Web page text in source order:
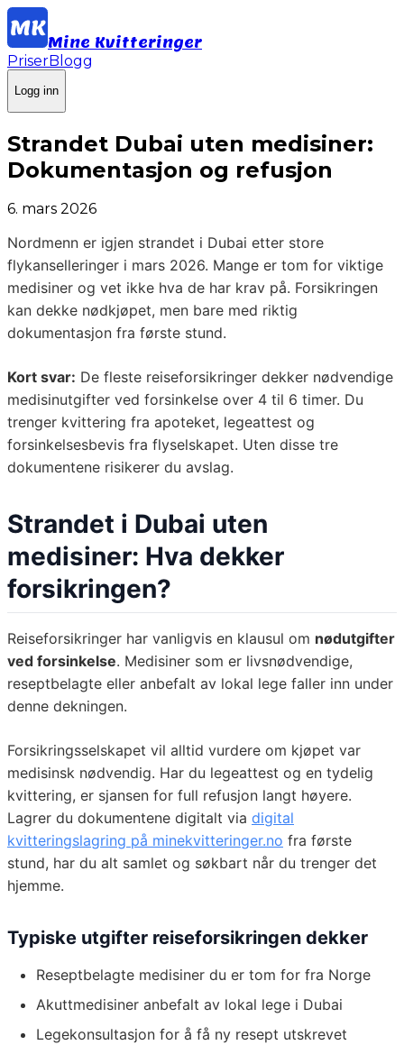
Mine Kvitteringer
PriserBlogg
Logg inn
Strandet Dubai uten medisiner:
Dokumentasjon og refusjon
6. mars 2026
Nordmenn er igjen strandet i Dubai etter store
flykanselleringer i mars 2026. Mange er tom for viktige
medisiner og vet ikke hva de har krav på. Forsikringen
kan dekke nødkjøpet, men bare med riktig
dokumentasjon fra første stund.
Kort svar: De fleste reiseforsikringer dekker nødvendige
medisinutgifter ved forsinkelse over 4 til 6 timer. Du
trenger kvittering fra apoteket, legeattest og
forsinkelsesbevis fra flyselskapet. Uten disse tre
dokumentene risikerer du avslag.
Strandet i Dubai uten
medisiner: Hva dekker
forsikringen?
Reiseforsikringer har vanligvis en klausul om nødutgifter
ved forsinkelse. Medisiner som er livsnødvendige,
reseptbelagte eller anbefalt av lokal lege faller inn under
denne dekningen.
Forsikringsselskapet vil alltid vurdere om kjøpet var
medisinsk nødvendig. Har du legeattest og en tydelig
kvittering, er sjansen for full refusjon langt høyere.
Lagrer du dokumentene digitalt via digital
kvitteringslagring på minekvitteringer.no fra første
stund, har du alt samlet og søkbart når du trenger det
hjemme.
Typiske utgifter reiseforsikringen dekker
Reseptbelagte medisiner du er tom for fra Norge
Akuttmedisiner anbefalt av lokal lege i Dubai
Legekonsultasjon for å få ny resept utskrevet